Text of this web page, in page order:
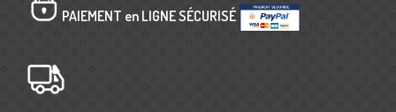
PAIEMENT en LIGNE SÉCURISÉ